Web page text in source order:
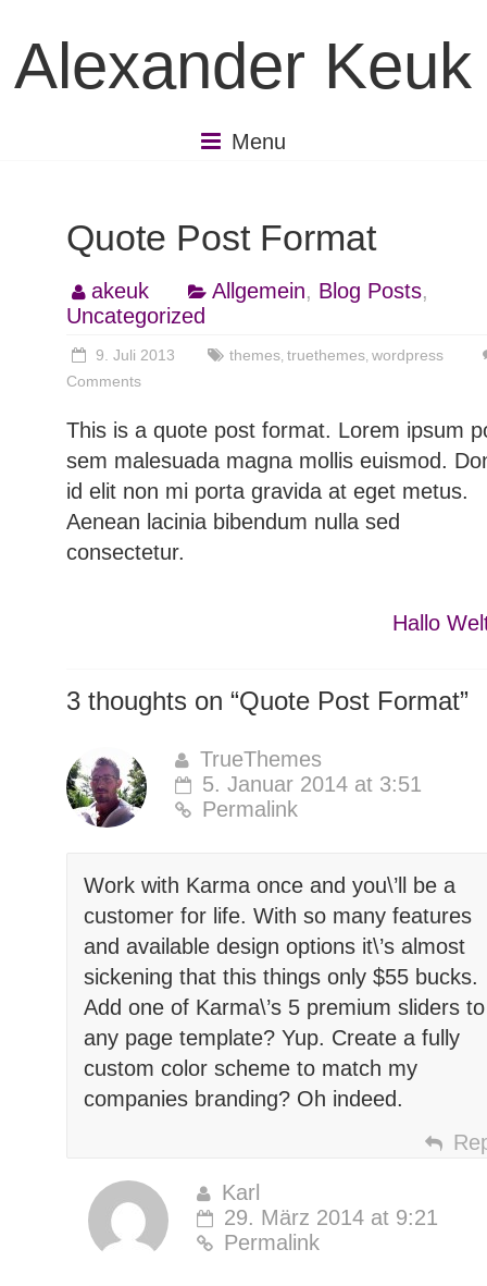
content
Alexander Keuk
Menu
Quote Post Format
akeuk Allgemein, Blog Posts,
Uncategorized
9. Juli 2013 themes,truethemes,wordpress
Comments
This is a quote post format. Lorem ipsum
sem malesuada magna mollis euismod.
id elit non mi porta gravida at eget metus.
Aenean lacinia bibendum nulla sed
consectetur.
Hallo
3 thoughts on “Quote Post Format”
TrueThemes
5. Januar 2014 at 3:51
Permalink
Work with Karma once and you\’ll be a
customer for life. With so many features
and available design options it\’s almost
sickening that this things only $55 bucks.
Add one of Karma\’s 5 premium sliders to
any page template? Yup. Create a fully
custom color scheme to match my
companies branding? Oh indeed.
Karl
29. März 2014 at 9:21
Permalink